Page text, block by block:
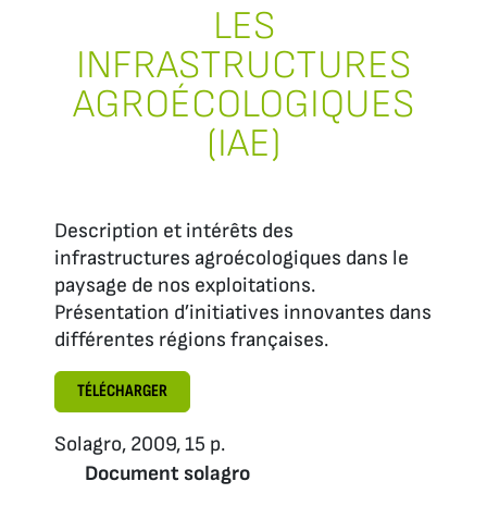
LES
INFRASTRUCTURES
AGROÉCOLOGIQUES
(IAE)
Description et intérêts des
infrastructures agroécologiques dans le
paysage de nos exploitations.
Présentation d’initiatives innovantes dans
différentes régions françaises.
TÉLÉCHARGER
Solagro, 2009, 15 p.
Document solagro